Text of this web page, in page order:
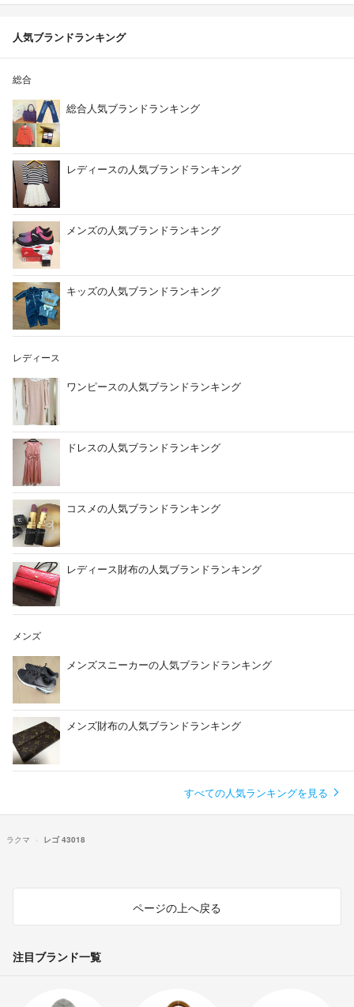
人気ブランドランキング
総合
総合人気ブランドランキング
レディースの人気ブランドランキング
メンズの人気ブランドランキング
キッズの人気ブランドランキング
レディース
ワンピースの人気ブランドランキング
ドレスの人気ブランドランキング
コスメの人気ブランドランキング
レディース財布の人気ブランドランキング
メンズ
メンズスニーカーの人気ブランドランキング
メンズ財布の人気ブランドランキング
すべての人気ランキングを見る
ラクマ レゴ 43018
ページの上へ戻る
注目ブランド一覧